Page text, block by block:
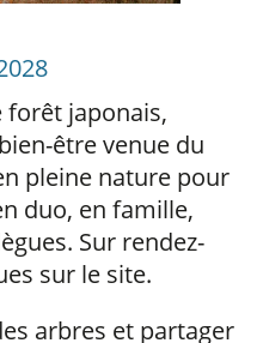
forêt japonais,
être venue du
pleine nature pour
duo, en famille,
Sur rendez-
sur le site.
arbres et partager